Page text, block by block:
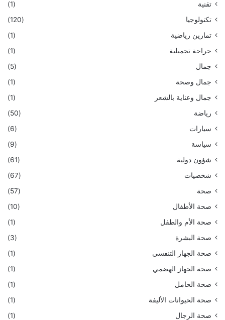
تقنية
(1)
تكنولوجيا
(120)
تمارين رياضية
(1)
جراحة تجميلية
(1)
جمال
(5)
جمال وصحة
(1)
جمال وعناية بالشعر
(1)
رياضة
(50)
سيارات
(6)
سياسة
(9)
شؤون دولية
(61)
شخصيات
(67)
صحة
(57)
صحة الأطفال
(10)
صحة الأم والطفل
(1)
صحة البشرة
(3)
صحة الجهاز التنفسي
(1)
صحة الجهاز الهضمي
(1)
صحة الحامل
(1)
صحة الحيوانات الأليفة
(1)
صحة الرجال
(1)